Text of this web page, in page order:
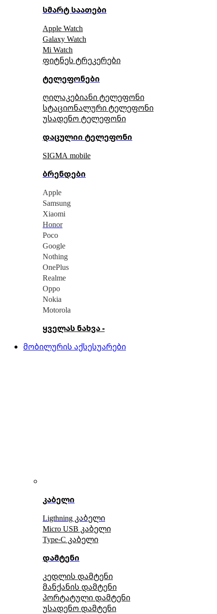
სმარტ საათები
Apple Watch
Galaxy Watch
Mi Watch
ფიტნეს ტრეკერები
ტელეფონები
ღილაკებიანი ტელეფონი
სტაციონალური ტელეფონი
უსადენო ტელეფონი
დაცულიი ტელეფონი
SIGMA mobile
ბრენდები
Apple
Samsung
Xiaomi
Honor
Poco
Google
Nothing
OnePlus
Realme
Oppo
Nokia
Motorola
ყველას ნახვა -
მობილურის აქსესუარები
კაბელი
Ligthning კაბელი
Micro USB კაბელი
Type-C კაბელი
დამტენი
კედლის დამტენი
მანქანის დამტენი
პორტატული დამტენი
უსადენო დამტენი